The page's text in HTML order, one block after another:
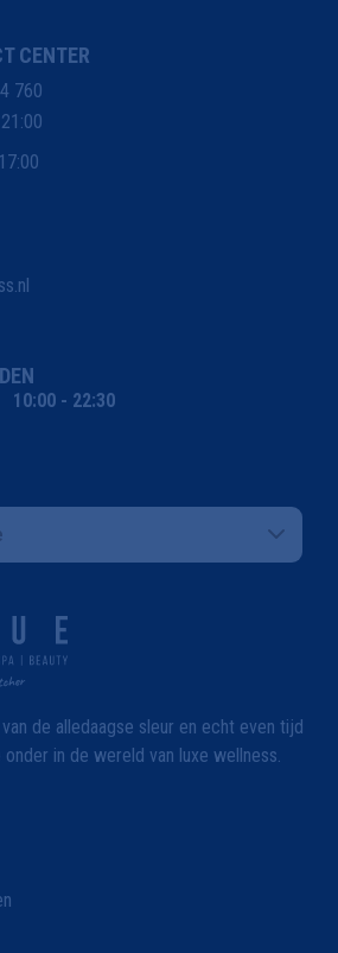
CENTER
760
10:00 - 22:30
de alledaagse sleur en echt even tijd
in de wereld van luxe wellness.